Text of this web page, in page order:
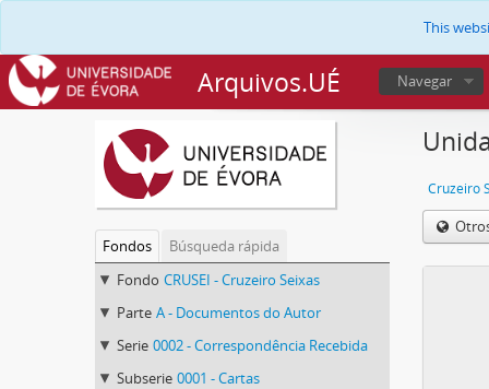
This
Arquivos.UÉ Navegar
Fondos
Búsqueda rápida
Fondo CRUSEI - Cruzeiro Seixas
Parte A - Documentos do Autor
Serie 0002 - Correspondência Recebida
Subserie 0001 - Cartas
Cruzeiro